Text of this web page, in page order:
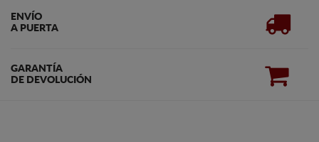
ENVÍO
A PUERTA
GARANTÍA
DE DEVOLUCIÓN